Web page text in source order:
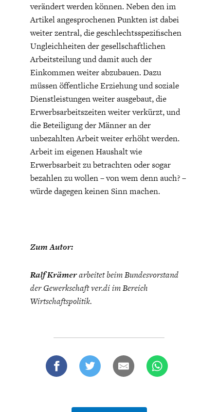
verändert werden können. Neben den im
Artikel angesprochenen Punkten ist dabei
weiter zentral, die geschlechtsspezifischen
Ungleichheiten der gesellschaftlichen
Arbeitsteilung und damit auch der
Einkommen weiter abzubauen. Dazu
müssen öffentliche Erziehung und soziale
Dienstleistungen weiter ausgebaut, die
Erwerbsarbeitszeiten weiter verkürzt, und
die Beteiligung der Männer an der
unbezahlten Arbeit weiter erhöht werden.
Arbeit im eigenen Haushalt wie
Erwerbsarbeit zu betrachten oder sogar
bezahlen zu wollen – von wem denn auch? –
würde dagegen keinen Sinn machen.
Zum Autor:
Ralf Krämerarbeitet beim Bundesvorstand
der Gewerkschaft ver.di im Bereich
Wirtschaftspolitik.